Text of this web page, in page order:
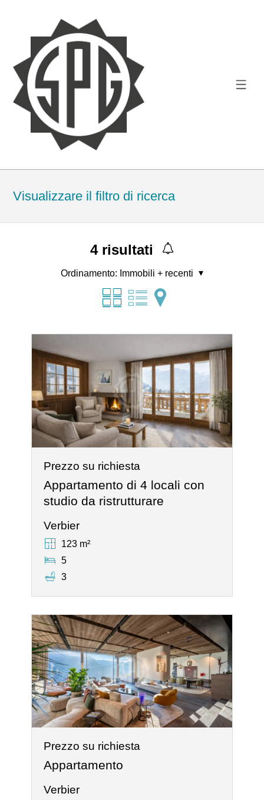
Visualizzare il filtro di ricerca
4risultati
Ordinamento: Immobili + recenti
Prezzo su richiesta
Appartamento di 4 locali con
studio da ristrutturare
Verbier
123 m²
5
3
Prezzo su richiesta
Appartamento
Verbier